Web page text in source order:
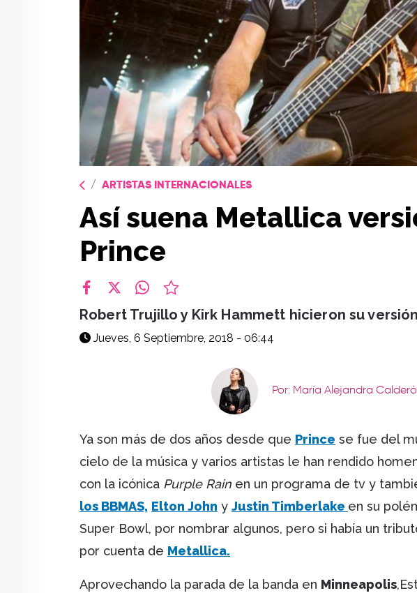
ARTISTAS INTERNACIONALES
Así suena Metallica
Prince
Robert Trujillo y Kirk Hammett hicieron su
Jueves, 6 Septiembre, 2018 - 06:44
Por: María Alejandra
Ya son más de dos años desde que Prince se fue del
cielo de la música y varios artistas le han rendido
con la icónica Purple Rain en un programa de tv y
los BBMAS, Elton John y Justin Timberlake en su
Super Bowl, por nombrar algunos, pero si había un
por cuenta de Metallica.
Aprovechando la parada de la banda en Minneapolis